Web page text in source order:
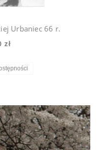
Urbaniec 66 r.
zł